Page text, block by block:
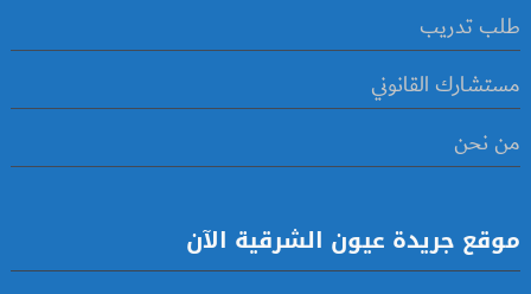
طلب تدريب
مستشارك القانوني
من نحن
موقع جريدة عيون الشرقية الآن